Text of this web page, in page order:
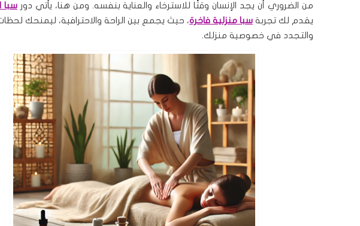
من الضروري أن يجد الإنسان وقتًا للاسترخاء والعناية بنفسه. ومن هنا، يأتي دورسبا
يقدم لك تجربة سبا منزلية فاخرة، حيث يجمع بين الراحة والاحترافية، ليمنحك
والتجدد في خصوصية منزلك.